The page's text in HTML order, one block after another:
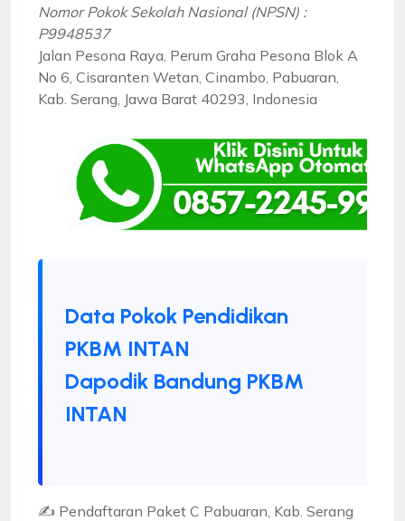
Nomor Pokok Sekolah Nasional (NPSN) :
P9948537
Jalan Pesona Raya, Perum Graha Pesona Blok A
No 6, Cisaranten Wetan, Cinambo, Pabuaran,
Kab. Serang, Jawa Barat 40293, Indonesia
Data Pokok Pendidikan
PKBM INTAN
Dapodik Bandung PKBM
INTAN
✍ Pendaftaran Paket C Pabuaran, Kab. Serang